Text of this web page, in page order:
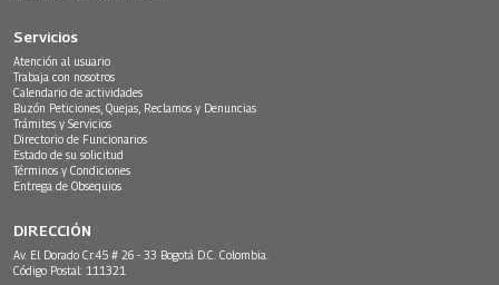
Servicios
Atención al usuario
Trabaja con nosotros
Calendario de actividades
Buzón Peticiones, Quejas, Reclamos y Denuncias
Trámites y Servicios
Directorio de Funcionarios
Estado de su solicitud
Términos y Condiciones
Entrega de Obsequios
DIRECCIÓN
Av. El Dorado Cr.45 # 26 - 33 Bogotá D.C. Colombia.
Código Postal: 111321